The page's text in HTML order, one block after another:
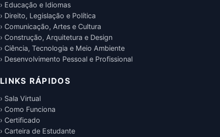
› Educação e Idiomas
› Direito, Legislação e Política
› Comunicação, Artes e Cultura
› Construção, Arquitetura e Design
› Ciência, Tecnologia e Meio Ambiente
› Desenvolvimento Pessoal e Profissional
LINKS RÁPIDOS
› Sala Virtual
› Como Funciona
› Certificado
› Carteira de Estudante